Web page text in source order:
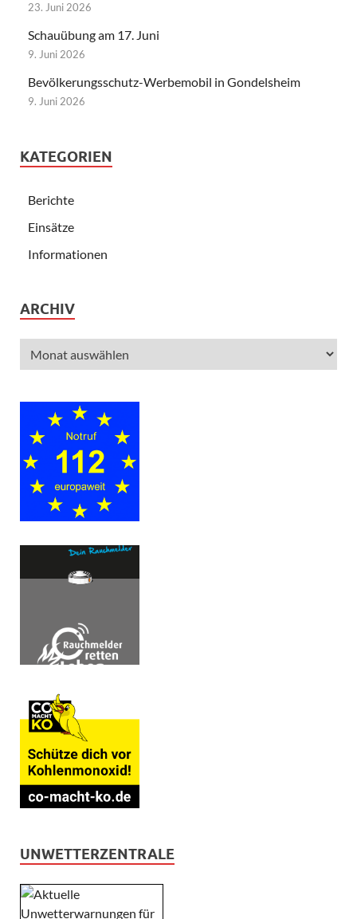
23. Juni 2026
Schauübung am 17. Juni
9. Juni 2026
Bevölkerungsschutz-Werbemobil in Gondelsheim
9. Juni 2026
KATEGORIEN
Berichte
Einsätze
Informationen
ARCHIV
UNWETTERZENTRALE